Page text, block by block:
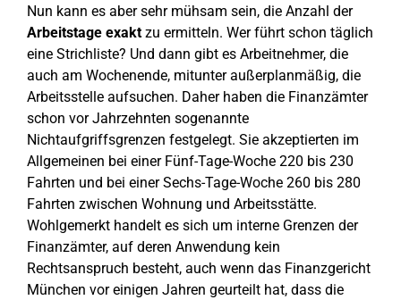
Nun kann es aber sehr mühsam sein, die Anzahl der
Arbeitstage exaktzu ermitteln. Wer führt schon täglich
eine Strichliste? Und dann gibt es Arbeitnehmer, die
auch am Wochenende, mitunter außerplanmäßig, die
Arbeitsstelle aufsuchen. Daher haben die Finanzämter
schon vor Jahrzehnten sogenannte
Nichtaufgriffsgrenzen festgelegt. Sie akzeptierten im
Allgemeinen bei einer Fünf-Tage-Woche 220 bis 230
Fahrten und bei einer Sechs-Tage-Woche 260 bis 280
Fahrten zwischen Wohnung und Arbeitsstätte.
Wohlgemerkt handelt es sich um interne Grenzen der
Finanzämter, auf deren Anwendung kein
Rechtsanspruch besteht, auch wenn das Finanzgericht
München vor einigen Jahren geurteilt hat, dass die